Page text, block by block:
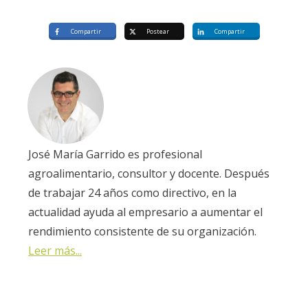
Compartir Postear Compartir
José María Garrido es profesional
agroalimentario, consultor y docente. Después
de trabajar 24 años como directivo, en la
actualidad ayuda al empresario a aumentar el
rendimiento consistente de su organización.
Leer más...